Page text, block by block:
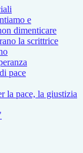
e
dimenticare
la scrittrice
pace
la pace, la giustizia